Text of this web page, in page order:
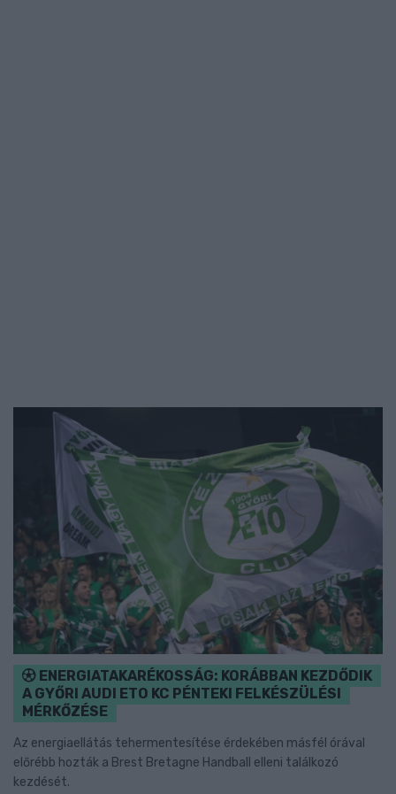
ENERGIATAKARÉKOSSÁG: KORÁBBAN KEZDŐDIK
A GYŐRI AUDI ETO KC PÉNTEKI FELKÉSZÜLÉSI
MÉRKŐZÉSE
Az energiaellátás tehermentesítése érdekében másfél órával
előrébb hozták a Brest Bretagne Handball elleni találkozó
kezdését.